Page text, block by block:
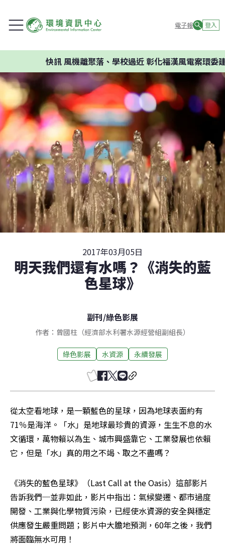
電子報 登入
風機離聚落、學校過近 彰化福漢風電案環委建議不
2017年03月05日
明天我們還有水嗎？《消失的藍
色星球》
副刊/綠色影展
作者：曾國柱（經濟部水利署水源經營組副組長）
綠色影展 水資源 永續發展
從太空看地球，是一顆藍色的星球，因為地球表面約有
71％是海洋。「水」是地球最珍貴的資源，生生不息的水
文循環，萬物賴以為生、城市興盛靠它、工業發展也依賴
它，但是「水」真的用之不竭、取之不盡嗎？
《消失的藍色星球》（Last Call at the Oasis）這部影片
告訴我們─並非如此，影片中指出：氣候變遷、都市過度
開發、工業與化學物質污染，已經使水資源的安全與穩定
供應發生嚴重問題；影片中大膽地預測，60年之後，我們
將面臨無水可用！